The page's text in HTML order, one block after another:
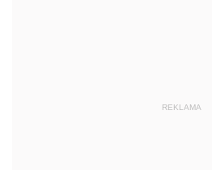
REKLAMA